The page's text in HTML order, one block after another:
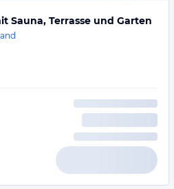
Sauna, Terrasse und Garten